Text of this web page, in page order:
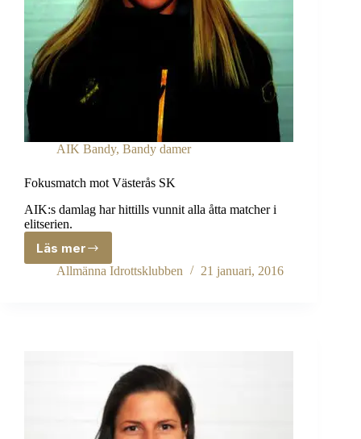
AIK Bandy, Bandy damer
Fokusmatch mot Västerås SK
AIK:s damlag har hittills vunnit alla åtta matcher i
elitserien.
Läs merFokusmatch
mot
Allmänna Idrottsklubben 21 januari, 2016